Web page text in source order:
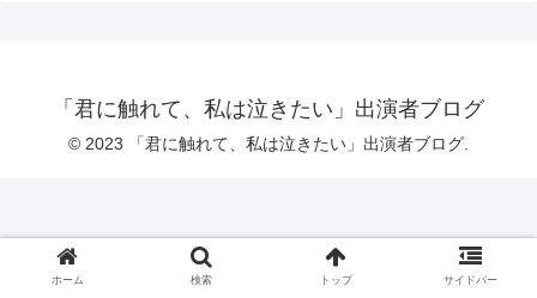
「君に触れて、私は泣きたい」出演者ブログ
© 2023 「君に触れて、私は泣きたい」出演者ブログ.
ホーム 検索 トップ サイドバー